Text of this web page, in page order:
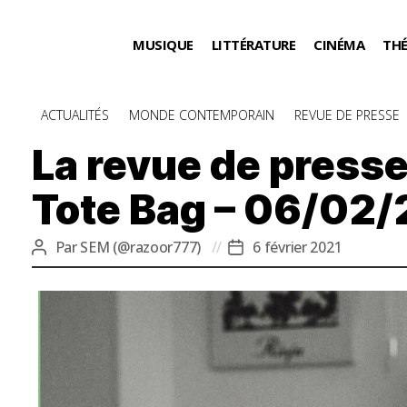
MUSIQUE LITTÉRATURE CINÉMA
Catégories
ACTUALITÉS MONDE CONTEMPORAIN REVUE DE PRESSE
La revue de
Tote Bag – 06/02/
Auteur
de
l’article
ParSEM (@razoor777)
Date
de
l’article
6 février 2021